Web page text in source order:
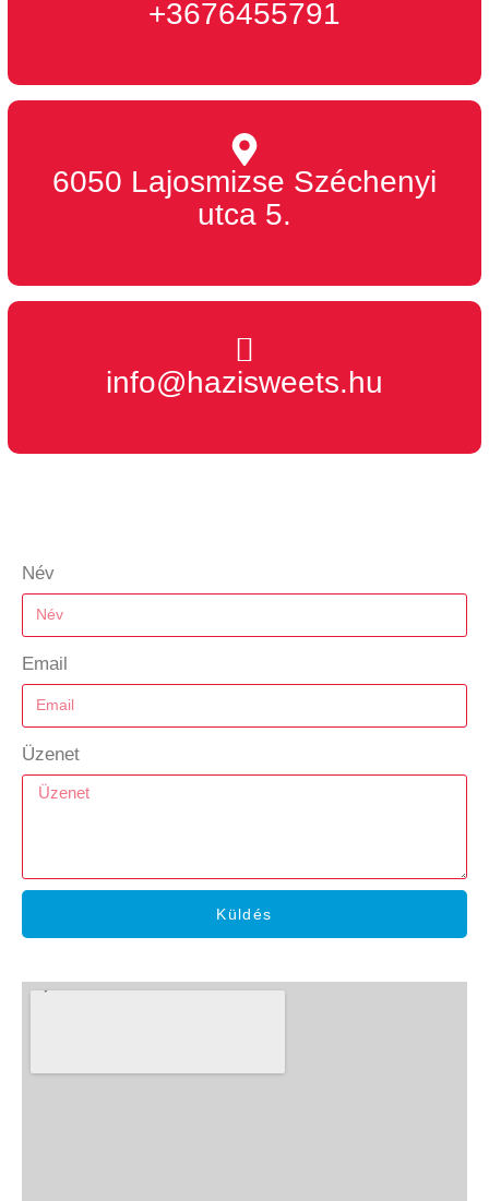
+3676455791
6050 Lajosmizse Széchenyi
utca 5.
info@hazisweets.hu
Név
Email
Üzenet
Küldés